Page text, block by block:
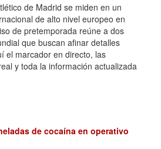
de Madrid se miden en un
de alto nivel europeo en
de pretemporada reúne a dos
que buscan afinar detalles
el marcador en directo, las
y toda la información actualizada
de cocaína en operativo